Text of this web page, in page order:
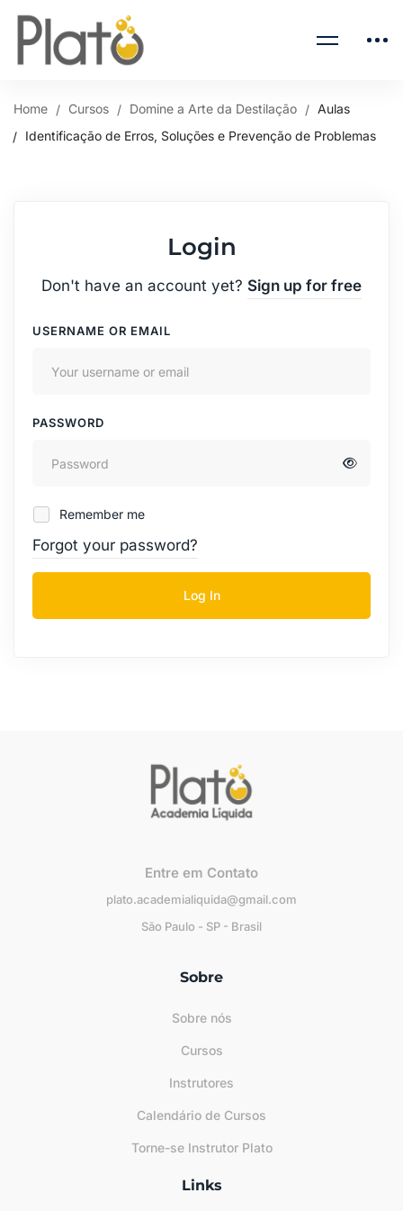
Home Cursos Domine a Arte da Destilação
Aulas
Identificação de Erros, Soluções e Prevenção de Problemas
Login
Don't have an account yet? Sign up for free
USERNAME OR EMAIL
PASSWORD
Remember me
Forgot your password?
Log In
Entre em Contato
plato.academialiquida@gmail.com
São Paulo - SP - Brasil
Sobre
Sobre nós
Cursos
Instrutores
Calendário de Cursos
Torne-se Instrutor Plato
Links